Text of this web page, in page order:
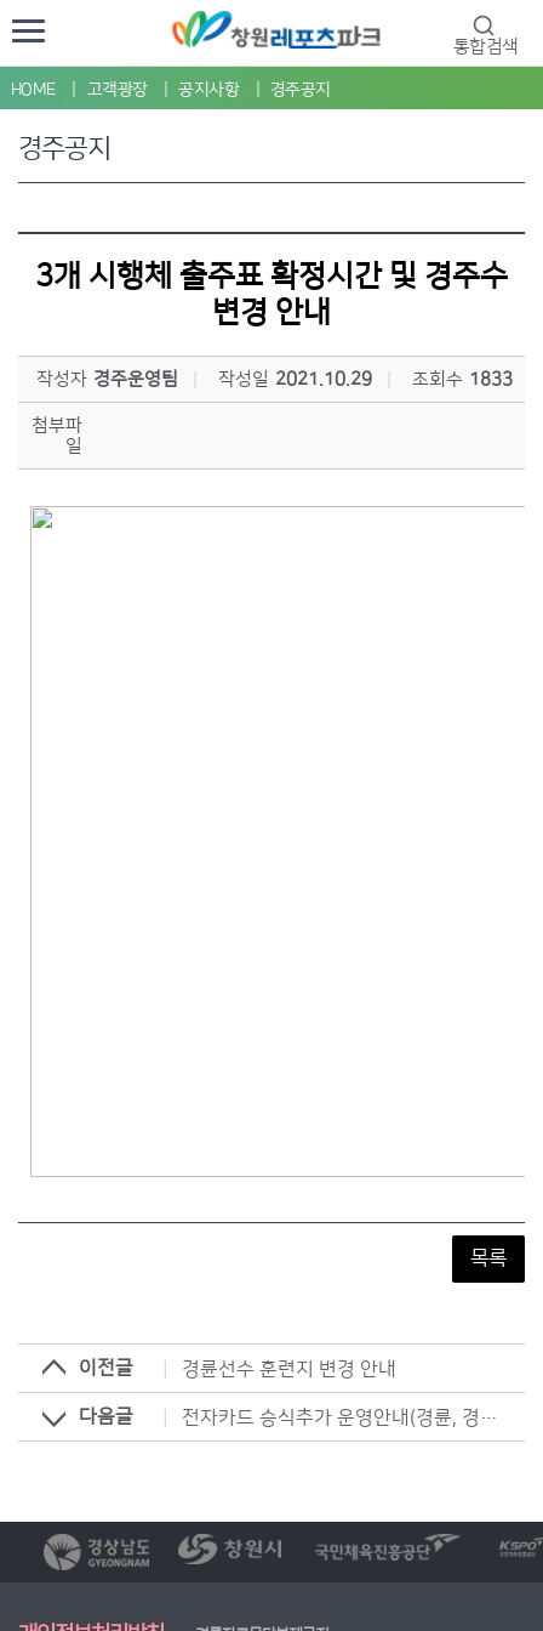
통합검색
HOME 고객광장 공지사항 경주공지
경주공지
3개 시행체 출주표 확정시간 및 경주수
변경 안내
작성자 경주운영팀 작성일 2021.10.29 조회수 1833
첨부파
일
목록
이전글 경륜선수 훈련지 변경 안내
다음글 전자카드 승식추가 운영안내(경륜, 경정)